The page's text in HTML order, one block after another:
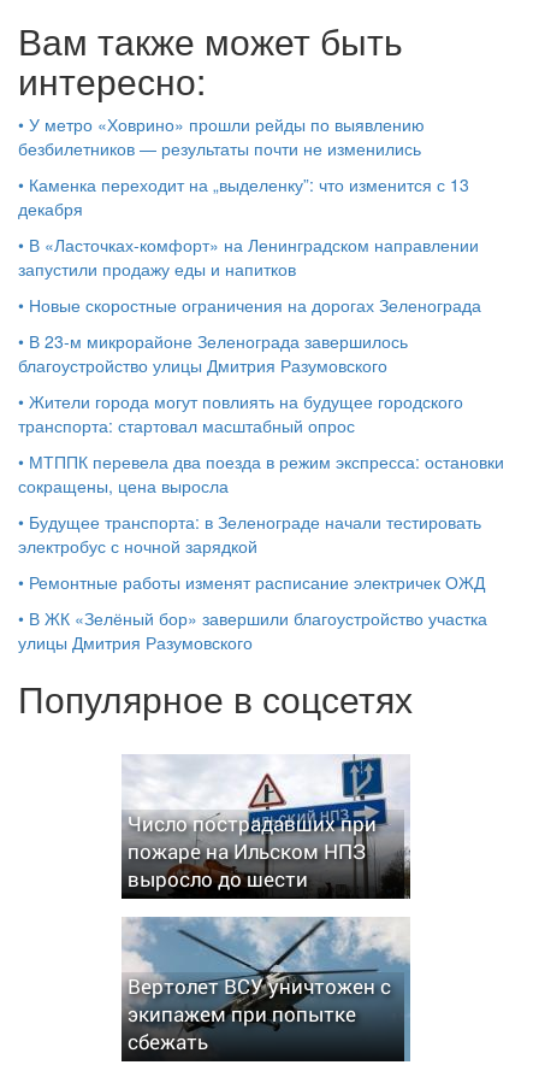
Вам также может быть
интересно:
• У метро «Ховрино» прошли рейды по выявлению
безбилетников — результаты почти не изменились
• Каменка переходит на „выделенку”: что изменится с 13
декабря
• В «Ласточках‑комфорт» на Ленинградском направлении
запустили продажу еды и напитков
• Новые скоростные ограничения на дорогах Зеленограда
• В 23‑м микрорайоне Зеленограда завершилось
благоустройство улицы Дмитрия Разумовского
• Жители города могут повлиять на будущее городского
транспорта: стартовал масштабный опрос
• МТППК перевела два поезда в режим экспресса: остановки
сокращены, цена выросла
• Будущее транспорта: в Зеленограде начали тестировать
электробус с ночной зарядкой
• Ремонтные работы изменят расписание электричек ОЖД
• В ЖК «Зелёный бор» завершили благоустройство участка
улицы Дмитрия Разумовского
Популярное в соцсетях
Число пострадавших при
пожаре на Ильском НПЗ
выросло до шести
Вертолет ВСУ уничтожен с
экипажем при попытке
сбежать